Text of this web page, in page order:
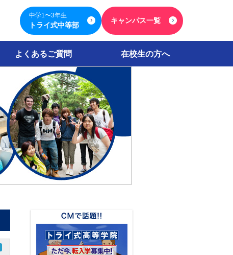
中学1〜3年生
トライ式中等部
キャンパス一覧
よくあるご質問 在校生の方へ